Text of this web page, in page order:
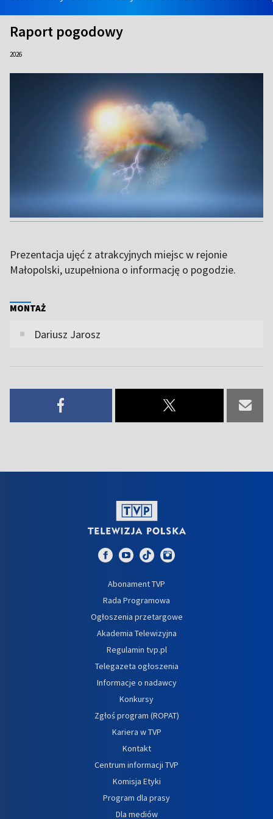
Raport pogodowy
2026
Prezentacja ujęć z atrakcyjnych miejsc w rejonie
Małopolski, uzupełniona o informację o pogodzie.
MONTAŻ
Dariusz Jarosz
Abonament TVP
Rada Programowa
Ogłoszenia przetargowe
Akademia Telewizyjna
Regulamin tvp.pl
Telegazeta ogłoszenia
Informacje o nadawcy
Konkursy
Zgłoś program (ROPAT)
Kariera w TVP
Kontakt
Centrum informacji TVP
Komisja Etyki
Program dla prasy
Dla mediów